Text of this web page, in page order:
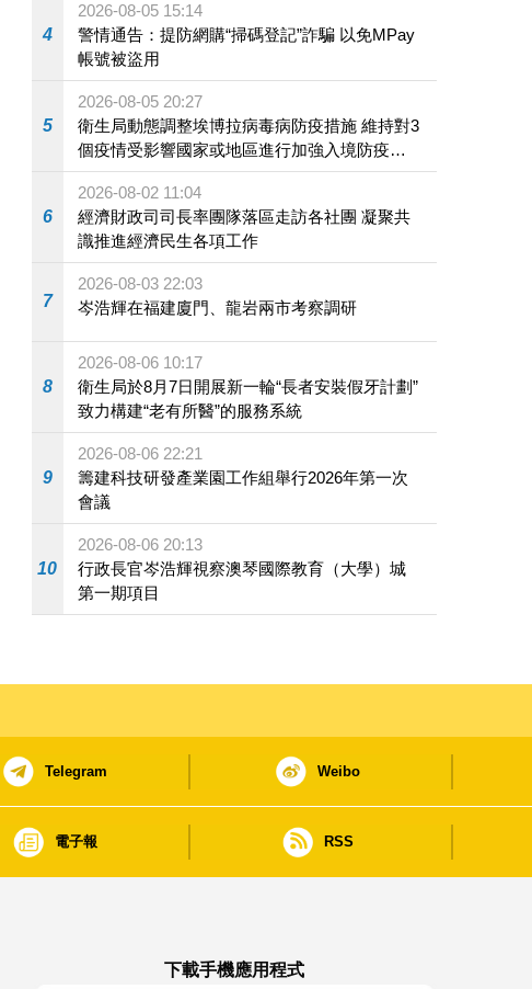
4
2026-08-05 15:14
警情通告：提防網購“掃碼登記”詐騙 以免MPay
帳號被盜用
5
2026-08-05 20:27
衛生局動態調整埃博拉病毒病防疫措施 維持對3
個疫情受影響國家或地區進行加強入境防疫措
施
6
2026-08-02 11:04
經濟財政司司長率團隊落區走訪各社團 凝聚共
識推進經濟民生各項工作
7
2026-08-03 22:03
岑浩輝在福建廈門、龍岩兩市考察調研
8
2026-08-06 10:17
衛生局於8月7日開展新一輪“長者安裝假牙計劃”
致力構建“老有所醫”的服務系統
9
2026-08-06 22:21
籌建科技研發產業園工作組舉行2026年第一次
會議
10
2026-08-06 20:13
行政長官岑浩輝視察澳琴國際教育（大學）城
第一期項目
Telegram Weibo
電子報 RSS
下載手機應用程式